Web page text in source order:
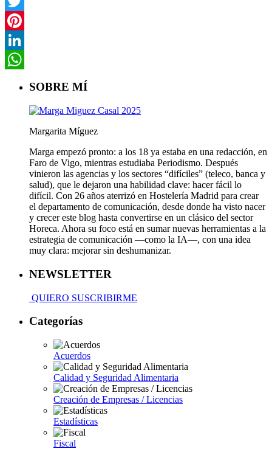
Twitter
Pinterest
LinkedIn
SOBRE MÍ
Margarita Míguez
Marga empezó pronto: a los 18 ya estaba en una redacción, en
Faro de Vigo, mientras estudiaba Periodismo. Después
vinieron las agencias y los sectores “difíciles” (teleco, banca y
salud), que le dejaron una habilidad clave: hacer fácil lo
difícil. Con 26 años aterrizó en Hostelería Madrid para crear
el departamento de comunicación, desde donde ha visto nacer
y crecer este blog hasta convertirse en un clásico del sector
Horeca. Ahora su foco está en sumar nuevas herramientas a la
estrategia de comunicación —como la IA—, con una idea
muy clara: mejorar sin deshumanizar.
NEWSLETTER
QUIERO SUSCRIBIRME
Categorías
Acuerdos
Calidad y Seguridad Alimentaria
Creación de Empresas / Licencias
Estadísticas
Fiscal